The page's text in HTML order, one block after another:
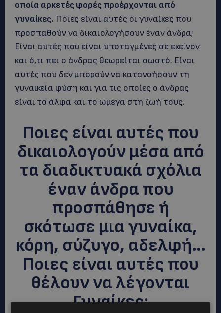
οποία αρκετές φορές προέρχονται από
γυναίκες. Ποιες είναι αυτές οι γυναίκες που
προσπαθούν να δικαιολογήσουν έναν άνδρα;
Είναι αυτές που είναι υποταγμένες σε εκείνον
και ό,τι πει ο άνδρας θεωρείται σωστό. Είναι
αυτές που δεν μπορούν να κατανοήσουν τη
γυναικεία φύση και για τις οποίες ο άνδρας
είναι το άλφα και το ωμέγα στη ζωή τους.
Ποιες είναι αυτές που
δικαιολογούν μέσα από
τα διαδικτυακά σχόλια
έναν άνδρα που
προσπάθησε ή
σκότωσε μια γυναίκα,
κόρη, σύζυγο, αδελφή…
Ποιες είναι αυτές που
θέλουν να λέγονται
Γυναίκες;